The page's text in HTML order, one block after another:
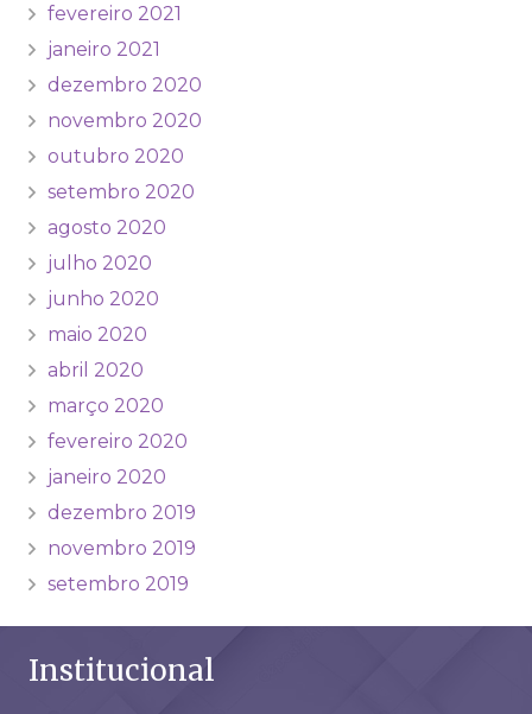
fevereiro 2021
janeiro 2021
dezembro 2020
novembro 2020
outubro 2020
setembro 2020
agosto 2020
julho 2020
junho 2020
maio 2020
abril 2020
março 2020
fevereiro 2020
janeiro 2020
dezembro 2019
novembro 2019
setembro 2019
Institucional